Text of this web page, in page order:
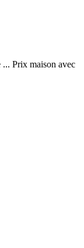
... Prix maison avec